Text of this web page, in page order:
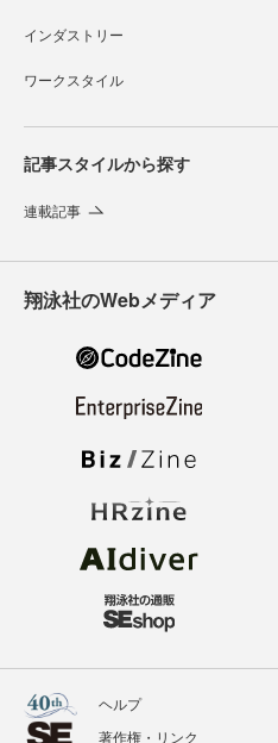
インダストリー
ワークスタイル
記事スタイルから探す
連載記事
翔泳社のWebメディア
ヘルプ
著作権・リンク